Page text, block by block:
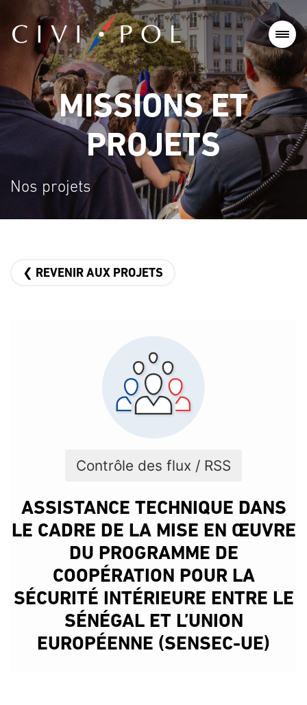
MISSIONS ET
PROJETS
Nos projets
❮ REVENIR AUX PROJETS
Contrôle des flux / RSS
ASSISTANCE TECHNIQUE DANS
LE CADRE DE LA MISE EN ŒUVRE
DU PROGRAMME DE
COOPÉRATION POUR LA
SÉCURITÉ INTÉRIEURE ENTRE LE
SÉNÉGAL ET L’UNION
EUROPÉENNE (SENSEC-UE)